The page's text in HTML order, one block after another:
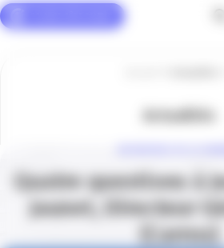
Actualités
Quatre questions à
Jaunet, Directeur
(Carros)
Panneau de gestion des cookies